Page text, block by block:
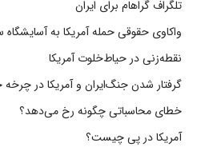
تلگراف گراهام برای ایران
واکاوی حقوقی حمله آمریکا به آسایشگاه
نقطه‌زنی در حیاط‌خلوت آمریکا
گرفتار شدن جنگ‌ایران و آمریکا در
خطای محاسباتی چگونه رخ می‌دهد؟
آمریکا در پی چیست؟